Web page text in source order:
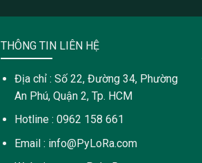
THÔNG TIN LIÊN HỆ
Địa chỉ : Số 22, Đường 34, Phường
An Phú, Quận 2, Tp. HCM
Hotline : 0962 158 661
Email : info@PyLoRa.com